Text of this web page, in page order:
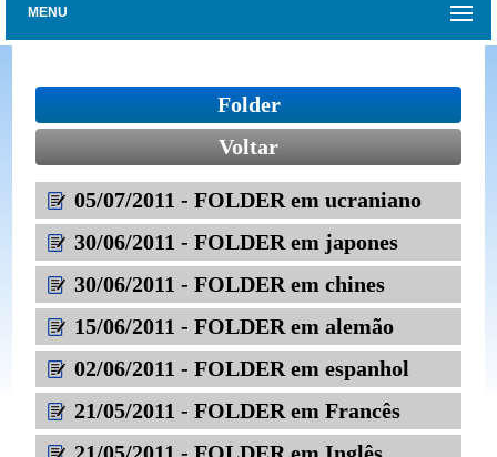
MENU
Folder
Voltar
05/07/2011 - FOLDER em ucraniano
30/06/2011 - FOLDER em japones
30/06/2011 - FOLDER em chines
15/06/2011 - FOLDER em alemão
02/06/2011 - FOLDER em espanhol
21/05/2011 - FOLDER em Francês